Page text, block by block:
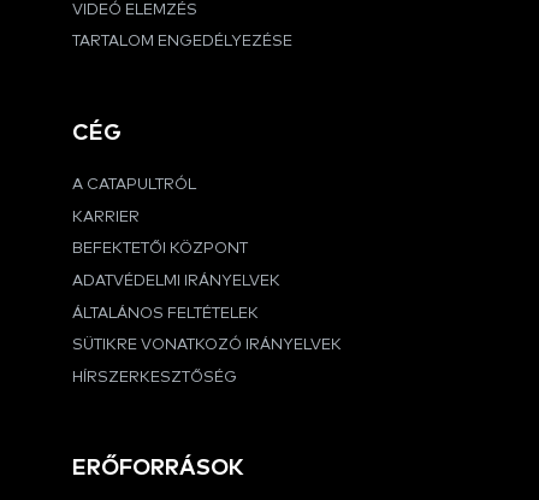
VIDEÓ ELEMZÉS
TARTALOM ENGEDÉLYEZÉSE
CÉG
A CATAPULTRÓL
KARRIER
BEFEKTETŐI KÖZPONT
ADATVÉDELMI IRÁNYELVEK
ÁLTALÁNOS FELTÉTELEK
SÜTIKRE VONATKOZÓ IRÁNYELVEK
HÍRSZERKESZTŐSÉG
ERŐFORRÁSOK